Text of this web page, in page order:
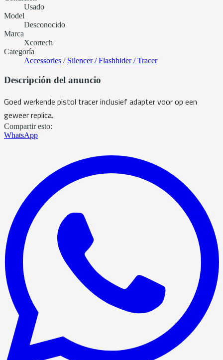
Usado
Model
Desconocido
Marca
Xcortech
Categoría
Accessories / Silencer / Flashhider / Tracer
Descripción del anuncio
Goed werkende pistol tracer inclusief adapter voor op een
geweer replica.
Compartir esto:
WhatsApp